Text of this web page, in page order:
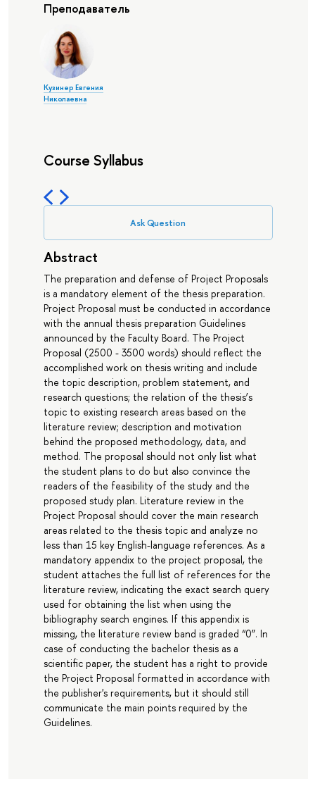
Преподаватель
Кузинер Евгения
Николаевна
Course Syllabus
Ask Question
Abstract
The preparation and defense of Project Proposals
is a mandatory element of the thesis preparation.
Project Proposal must be conducted in accordance
with the annual thesis preparation Guidelines
announced by the Faculty Board. The Project
Proposal (2500 - 3500 words) should reflect the
accomplished work on thesis writing and include
the topic description, problem statement, and
research questions; the relation of the thesis’s
topic to existing research areas based on the
literature review; description and motivation
behind the proposed methodology, data, and
method. The proposal should not only list what
the student plans to do but also convince the
readers of the feasibility of the study and the
proposed study plan. Literature review in the
Project Proposal should cover the main research
areas related to the thesis topic and analyze no
less than 15 key English-language references. As a
mandatory appendix to the project proposal, the
student attaches the full list of references for the
literature review, indicating the exact search query
used for obtaining the list when using the
bibliography search engines. If this appendix is
missing, the literature review band is graded “0”. In
case of conducting the bachelor thesis as a
scientific paper, the student has a right to provide
the Project Proposal formatted in accordance with
the publisher's requirements, but it should still
communicate the main points required by the
Guidelines.